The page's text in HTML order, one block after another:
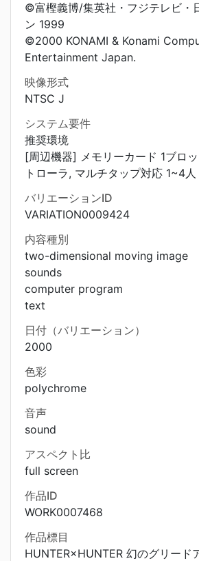
©富樫義博/集英社・フジテレビ・
ン 1999
©2000 KONAMI & Konami
Entertainment Japan.
映像形式
NTSC J
システム要件
推奨環境
[周辺機器] メモリーカード 1ブロ
トローラ, マルチタップ対応 1~4人
バリエーションID
VARIATION0009424
内容種別
two-dimensional moving image
sounds
computer program
text
日付（バリエーション）
2000
色彩
polychrome
音声
sound
アスペクト比
full screen
作品ID
WORK0007468
作品標目
HUNTER×HUNTER 幻のグリード